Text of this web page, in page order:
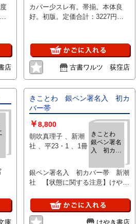
川
店
麻衣子 、新潮社/飛
鳥新社 、2012/2025
カバー少スレ有。帯揃。本体良
好。初版。定価合計：3227円
古書ワルツ 荻窪店
庫
きことわ 銀ペン署名入 初カ
バー帯
きことわ
銀ペン署名
入 初カバ
￥8,800
朝吹真理子 、新潮
社 、平23・1 、1冊
銀ペン署名入 初カバー帯 新潮
社 【状態に関する注意】けやき
らず「中古品（並）」と表示され
ています。「日本の古本屋」は６
段階の「状態」表記が必須となり
けやき書店